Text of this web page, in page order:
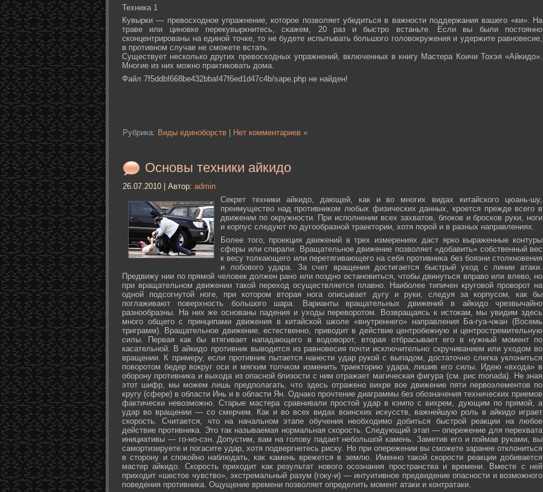
Техника 1
Кувырки — превосходное упражнение, которое позволяет убедиться в важности поддержания вашего «ки». На
траве или циновке перекувыркнитесь, скажем, 20 раз и быстро встаньте. Если вы были постоянно
сконцентрированы на единой точке, то не будете испытывать большого головокружения и удержите равновесие,
в противном случае не сможете встать.
Существует несколько других превосходных упражнений, включенных в книгу Мастера Коичи Тохэя «Айкидо».
Многие из них можно практиковать дома.
Файл 7f5ddbf668be432bbaf47f6ed1d47c4b/sape.php не найден!
Рубрика: Виды единоборств Нет комментариев »
Основы техники айкидо
26.07.2010 | Автор: admin
Секрет техники айкидо, дающей, как и во многих видах китайского цюань-шу,
преимущество над противником любых физических данных, кроется прежде всего в
движении по окружности. При исполнении всех захватов, блоков и бросков руки, ноги
и корпус следуют по дугообразной траектории, хотя порой и в разных направлениях.
Более того, проекция движений в трех измерениях даст ярко выраженные контуры
сферы или спирали. Вращательное движение позволяет «добавить» собственный вес
к весу толкающего или перетягивающего на себя противника без боязни столкновения
и лобового удара. За счет вращения достигается быстрый уход с линии атаки.
Предвижу нии по прямой человек должен рано или поздно остановиться, чтобы двинуться вправо или влево, но
при вращательном движении такой переход осуществляется плавно. Наиболее типичен круговой проворот на
одной подсогнутой ноге, при котором вторая нога описывает дугу и руки, следуя за корпусом, как бы
поглаживают поверхность большого шара. Варианты вращательных движений в айкидо чрезвычайно
разнообразны. На них же основаны падения и уходы переворотом. Возвращаясь к истокам, мы увидим здесь
много общего с принципами движения в китайской школе «внутреннего» направления Ба-гуа-чжан (Восемь
триграмм). Вращательное движение, естественно, приводит в действие центробежную и центростремительную
силы. Первая как бы втягивает нападающего в водоворот, вторая отбрасывает его в нужный момент по
касательной. В айкидо противник выводится из равновесия почти исключительно скручиванием или уходом во
вращении. К примеру, если противник пытается нанести удар рукой с выпадом, достаточно слегка уклониться
поворотом бедер вокруг оси и мягким толчком изменить траекторию удара, лишив его силы. Идею «входа» в
оборону противника и выхода из опасной близости с ним отражает магическая фигура (см. рис monada). Не зная
этот шифр, мы можем лишь предполагать, что здесь отражено вихре вое движение пяти первоэлементов по
кругу (сфере) в области Инь и в области Ян. Однако прочтение диаграммы без обозначения технических приемов
фактически невозможно. Старые мастера сравнивали простой удар в кэмпо с вихрем, дующим по прямой, а
удар во вращении — со смерчем. Как и во всех видах воинских искусств, важнейшую роль в айкидо играет
скорость. Считается, что на начальном этапе обучения необходимо добиться быстрой реакции на любое
действие противника. Это так называемая нормальная скорость. Следующий этап — опережение для перехвата
инициативы — го-но-сэн. Допустим, вам на голову падает небольшой камень. Заметив его и поймав руками, вы
самортизируете и погасите удар, хотя подвергнетесь риску. Но при опережении вы сможете заранее отклониться
в сторону и спокойно наблюдать, как камень врежется в землю. Именно такой скорости реакции добивается
мастер айкидо. Скорость приходит как результат нового осознания пространства и времени. Вместе с ней
приходит «шестое чувство», экстремальный разум (гоку-и) — интуитивное предвидение опасности и возможного
поведения противника. Ощущение времени позволяет определить момент атаки и контратаки.